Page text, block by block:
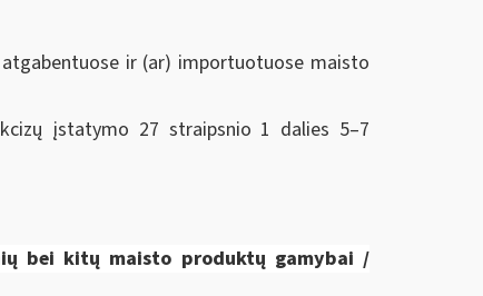
ir (ar) importuotuose maisto
įstatymo 27 straipsnio 1 dalies 5–7
bei kitų maisto produktų gamybai /